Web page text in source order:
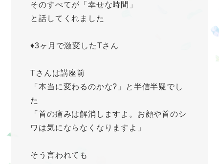
そのすべてが「幸せな時間」
と話してくれました
♦️3ヶ月で激変したTさん
Tさんは講座前
「本当に変わるのかな?」と半信半疑でし
た
「首の痛みは解消しますよ。お顔や首のシ
ワは気にならなくなりますよ」
そう言われても